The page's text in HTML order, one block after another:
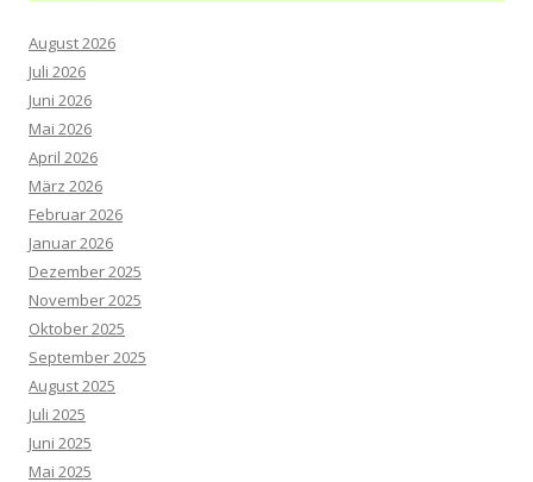
August 2026
Juli 2026
Juni 2026
Mai 2026
April 2026
März 2026
Februar 2026
Januar 2026
Dezember 2025
November 2025
Oktober 2025
September 2025
August 2025
Juli 2025
Juni 2025
Mai 2025